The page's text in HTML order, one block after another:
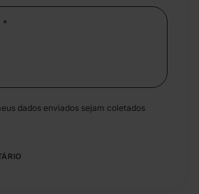
dados enviados sejam coletados